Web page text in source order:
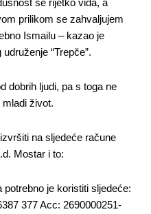
prilikom se zahvaljujem
Ismailu – kazao je
“Trepče”.
dobrih ljudi, pa s toga ne
život.
na sljedeće račune
Mostar i to:
je koristiti sljedeće:
377 Acc: 2690000251-